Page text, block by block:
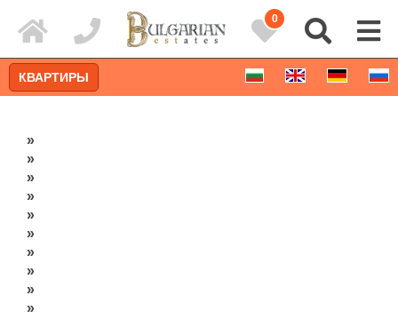
0
КВАРТИРЫ
»
»
»
»
»
»
»
»
»
»